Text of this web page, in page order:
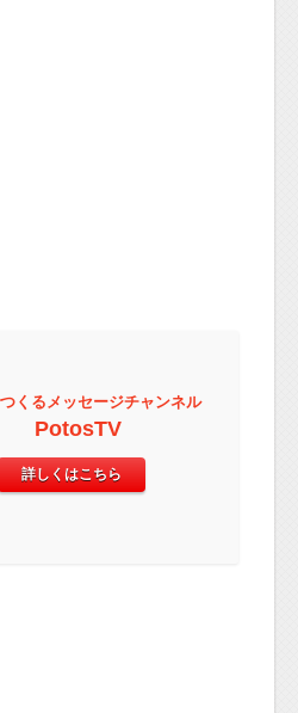
くるメッセージチャンネル
PotosTV
詳しくはこちら